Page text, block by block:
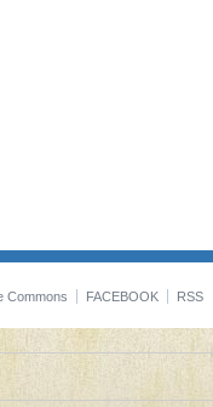
Commons FACEBOOK RSS